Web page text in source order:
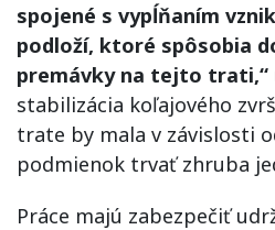
spojené s vypĺňaním
podloží, ktoré spôsobia
premávky na tejto trati,“
stabilizácia koľajového
trate by mala v závislosti
podmienok trvať zhruba
Práce majú zabezpečiť